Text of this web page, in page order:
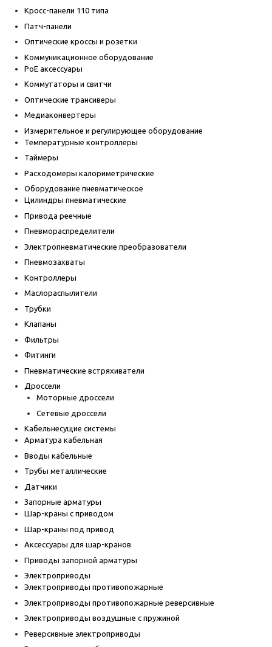
Кросс-панели 110 типа
Патч-панели
Оптические кроссы и розетки
Коммуникационное оборудование
PoE аксессуары
Коммутаторы и свитчи
Оптические трансиверы
Медиаконвертеры
Измерительное и регулирующее оборудование
Температурные контроллеры
Таймеры
Расходомеры калориметрические
Оборудование пневматическое
Цилиндры пневматические
Привода реечные
Пневмораспределители
Электропневматические преобразователи
Пневмозахваты
Контроллеры
Маслораспылители
Трубки
Клапаны
Фильтры
Фитинги
Пневматические встряхиватели
Дроссели
Моторные дроссели
Сетевые дроссели
Кабельнесущие системы
Арматура кабельная
Вводы кабельные
Трубы металлические
Датчики
Запорные арматуры
Шар-краны с приводом
Шар-краны под привод
Аксессуары для шар-кранов
Приводы запорной арматуры
Электроприводы
Электроприводы противопожарные
Электроприводы противопожарные реверсивные
Электроприводы воздушные с пружиной
Реверсивные электроприводы